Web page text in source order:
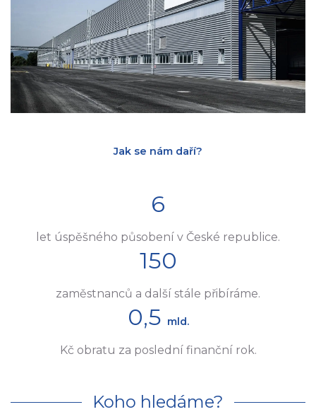
Jak se nám daří?
6
let úspěšného působení v České republice.
150
zaměstnanců a další stále přibíráme.
0,5 mld.
Kč obratu za poslední finanční rok.
Koho hledáme?